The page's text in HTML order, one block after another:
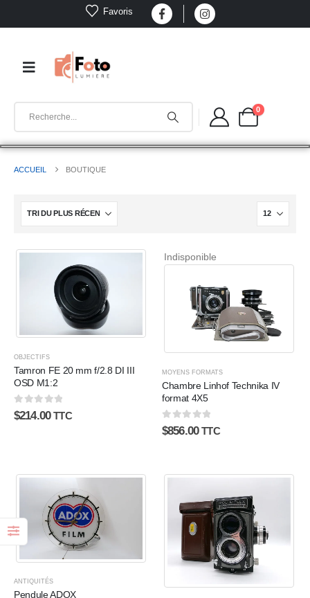
Favoris
0
ACCUEIL BOUTIQUE
OBJECTIFS
Tamron FE 20 mm f/2.8 DI III
OSD M1:2
0sur 5
$214.00 TTC
Indisponible
MOYENS FORMATS
Chambre Linhof Technika IV
format 4X5
0sur 5
$856.00 TTC
ANTIQUITÉS
Pendule ADOX